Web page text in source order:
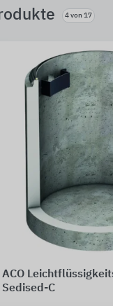
4 von 17
ACO
Sedised-C